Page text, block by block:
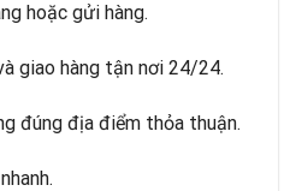
hoặc gửi hàng.
giao hàng tận nơi 24/24.
đúng địa điểm thỏa thuận.